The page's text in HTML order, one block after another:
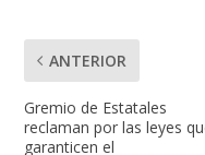
ANTERIOR
Gremio de Estatales
reclaman por las leyes
garanticen el